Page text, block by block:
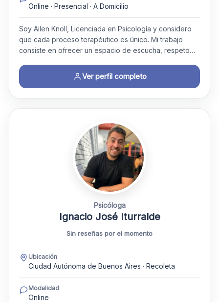
Online · Presencial · A Domicilio
Soy Ailen Knoll, Licenciada en Psicología y considero
que cada proceso terapéutico es único. Mi trabajo
consiste en ofrecer un espacio de escucha, respeto…
Ver perfil completo
Psicóloga
Ignacio José Iturralde
Sin reseñas por el momento
Ubicación
Ciudad Autónoma de Buenos Aires · Recoleta
Modalidad
Online